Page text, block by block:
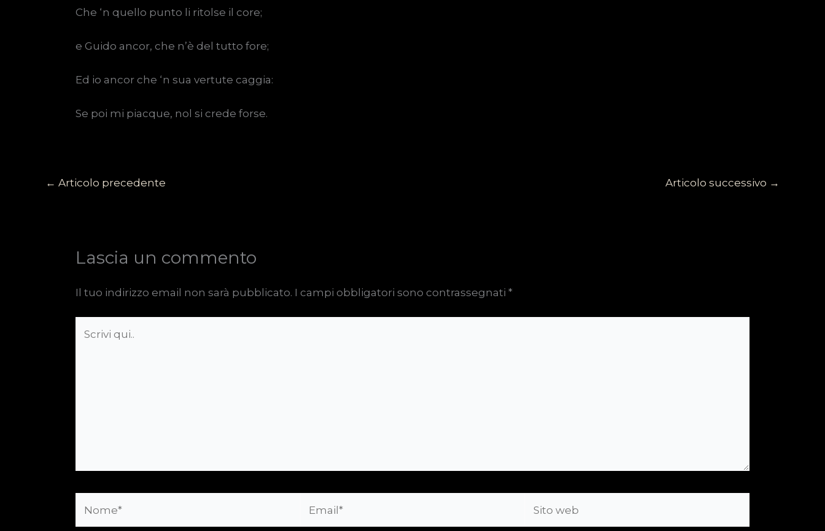
Che ‘n quello punto li ritolse il core;
e Guido ancor, che n’è del tutto fore;
Ed io ancor che ‘n sua vertute caggia:
Se poi mi piacque, nol si crede forse.
← Articolo precedente Articolo successivo →
Lascia un commento
Il tuo indirizzo email non sarà pubblicato. I campi obbligatori sono contrassegnati *
qui..
web